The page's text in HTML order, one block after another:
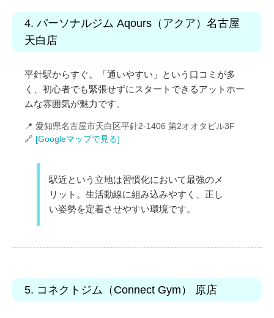
4. パーソナルジム Aqours（アクア）名古屋
天白店
平針駅からすぐ。「通いやすい」という口コミが多
く、初心者でも緊張せずにスタートできるアットホー
ムな雰囲気が魅力です。
📍 愛知県名古屋市天白区平針2-1406 第2オオタビル3F
🔗 [Googleマップで見る]
駅近という立地は習慣化において最強のメ
リット。生活動線に組み込みやすく、正し
い姿勢を定着させやすい環境です。
5. コネクトジム（Connect Gym） 原店